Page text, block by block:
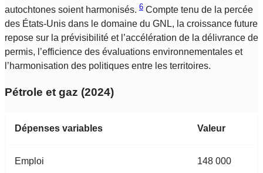
autochtones soient harmonisés. 6 Compte tenu de la percée
des États-Unis dans le domaine du GNL, la croissance future
repose sur la prévisibilité et l’accélération de la délivrance de
permis, l’efficience des évaluations environnementales et
l’harmonisation des politiques entre les territoires.
Pétrole et gaz (2024)
Dépenses variables Valeur
Emploi 148 000